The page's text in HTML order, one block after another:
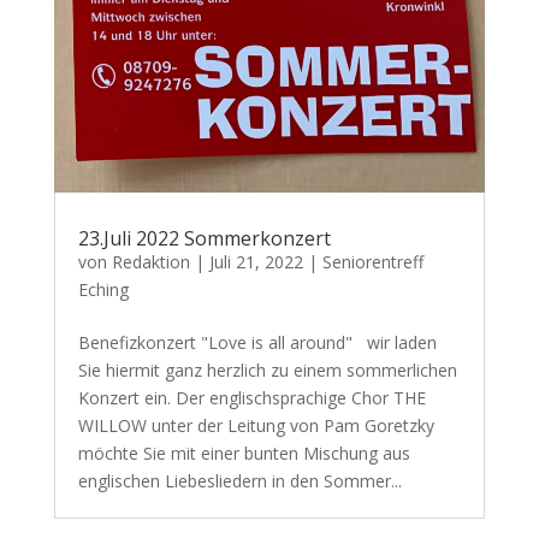
23.Juli 2022 Sommerkonzert
von Redaktion | Juli 21, 2022| Seniorentreff
Eching
Benefizkonzert "Love is all around" wir laden
Sie hiermit ganz herzlich zu einem sommerlichen
Konzert ein. Der englischsprachige Chor THE
WILLOW unter der Leitung von Pam Goretzky
möchte Sie mit einer bunten Mischung aus
englischen Liebesliedern in den Sommer...